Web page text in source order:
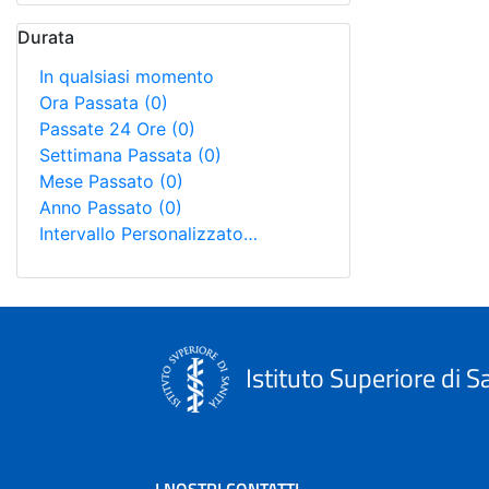
Durata
In qualsiasi momento
Ora Passata (0)
Passate 24 Ore (0)
Settimana Passata (0)
Mese Passato (0)
Anno Passato (0)
Intervallo Personalizzato…
Istituto Superiore di